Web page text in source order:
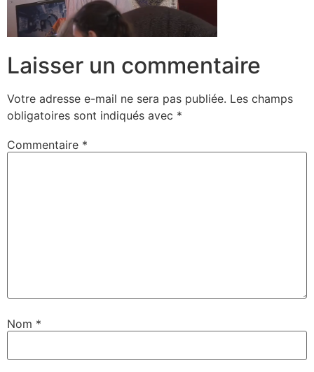
Laisser un commentaire
Votre adresse e-mail ne sera pas publiée. Les champs
obligatoires sont indiqués avec *
Commentaire *
Nom *